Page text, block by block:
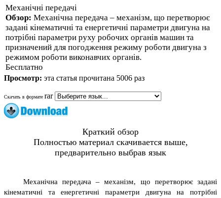
Механічні передачі
Обзор: Механічна передача – механізм, що перетворює
задані кінематичні та енергетичні параметри двигуна на
потрібні параметри руху робочих органів машин та
призначений для погодження режиму роботи двигуна з
режимом роботи виконавчих органів.
Бесплатно
Просмотр: эта статья прочитана 5006 раз
Скачать в формате rar
Краткий обзор
Полностью материал скачивается выше,
предварительно выбрав язык
Механічна передача – механізм, що перетворює задані
кінематичні та енергетичні параметри двигуна на потрібні